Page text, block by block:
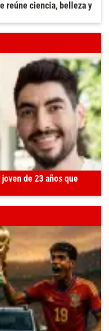
reúne ciencia, belleza y
de 23 años que